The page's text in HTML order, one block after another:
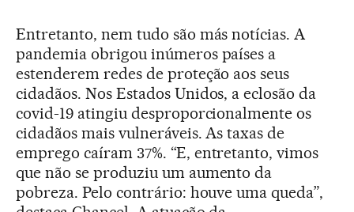
Entretanto, nem tudo são más notícias. A
pandemia obrigou inúmeros países a
estenderem redes de proteção aos seus
cidadãos. Nos Estados Unidos, a eclosão da
covid-19 atingiu desproporcionalmente os
cidadãos mais vulneráveis. As taxas de
emprego caíram 37%. “E, entretanto, vimos
que não se produziu um aumento da
pobreza. Pelo contrário: houve uma queda”,